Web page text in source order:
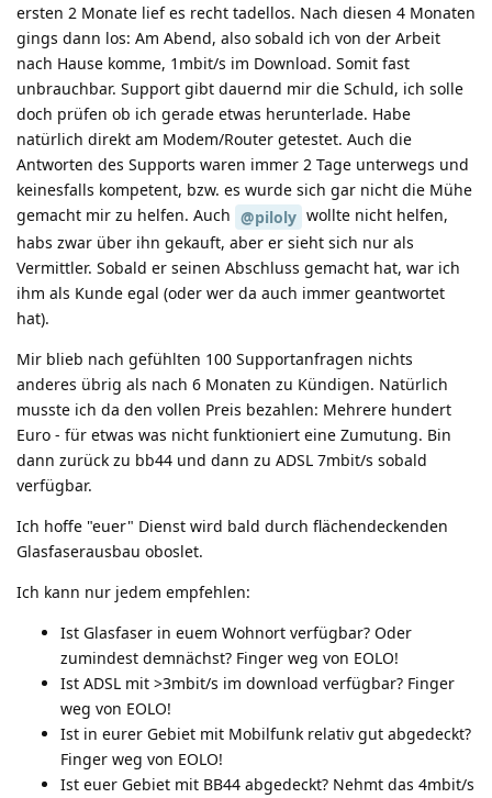
ersten 2 Monate lief es recht tadellos. Nach diesen 4 Monaten
gings dann los: Am Abend, also sobald ich von der Arbeit
nach Hause komme, 1mbit/s im Download. Somit fast
unbrauchbar. Support gibt dauernd mir die Schuld, ich solle
doch prüfen ob ich gerade etwas herunterlade. Habe
natürlich direkt am Modem/Router getestet. Auch die
Antworten des Supports waren immer 2 Tage unterwegs und
keinesfalls kompetent, bzw. es wurde sich gar nicht die Mühe
gemacht mir zu helfen. Auch @piloly wollte nicht helfen,
habs zwar über ihn gekauft, aber er sieht sich nur als
Vermittler. Sobald er seinen Abschluss gemacht hat, war ich
ihm als Kunde egal (oder wer da auch immer geantwortet
hat).
Mir blieb nach gefühlten 100 Supportanfragen nichts
anderes übrig als nach 6 Monaten zu Kündigen. Natürlich
musste ich da den vollen Preis bezahlen: Mehrere hundert
Euro - für etwas was nicht funktioniert eine Zumutung. Bin
dann zurück zu bb44 und dann zu ADSL 7mbit/s sobald
verfügbar.
Ich hoffe "euer" Dienst wird bald durch flächendeckenden
Glasfaserausbau oboslet.
Ich kann nur jedem empfehlen:
Ist Glasfaser in euem Wohnort verfügbar? Oder
zumindest demnächst? Finger weg von EOLO!
Ist ADSL mit >3mbit/s im download verfügbar? Finger
weg von EOLO!
Ist in eurer Gebiet mit Mobilfunk relativ gut abgedeckt?
Finger weg von EOLO!
Ist euer Gebiet mit BB44 abgedeckt? Nehmt das 4mbit/s